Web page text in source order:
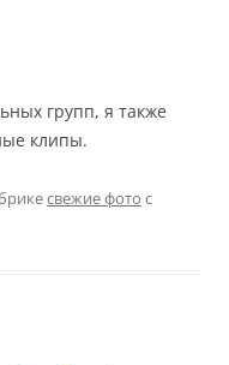
групп, я также
клипы.
свежие фото с